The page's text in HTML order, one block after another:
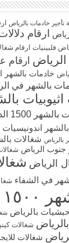
خادمات بالرياض
ارقام
فلبينيات ارقام
ارقام
خادمات بالشهر
بالشهر في
1500 الدمام
اندونيسيات
بالرياض شغالات
جنوب الرياض
الرياض
في الشفاء
بالرياض
شغالات
شغالات